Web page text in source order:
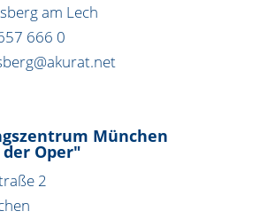
am Lech
666 0
München
Oper"
2